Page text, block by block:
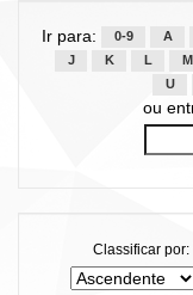
Ir para: 0-9 A
J
K L M
U
ou
Classificar por: